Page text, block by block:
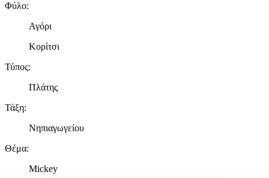
Φύλο:
Αγόρι
Κορίτσι
Τύπος:
Πλάτης
Τάξη:
Νηπιαγωγείου
Θέμα:
Mickey